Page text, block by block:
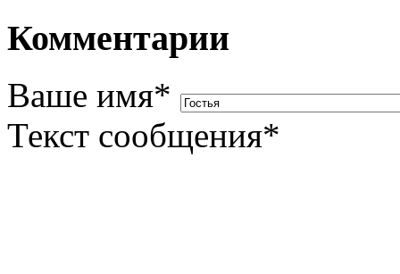
Комментарии
Ваше имя*
Текст сообщения*